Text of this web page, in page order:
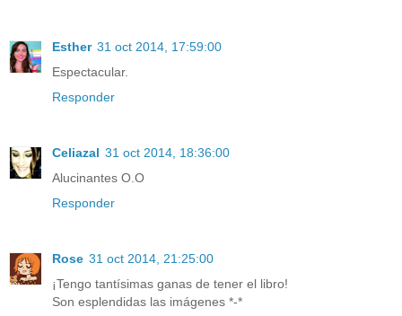
Esther 31 oct 2014, 17:59:00
Espectacular.
Responder
Celiazal 31 oct 2014, 18:36:00
Alucinantes O.O
Responder
Rose 31 oct 2014, 21:25:00
¡Tengo tantísimas ganas de tener el libro!
Son esplendidas las imágenes *-*